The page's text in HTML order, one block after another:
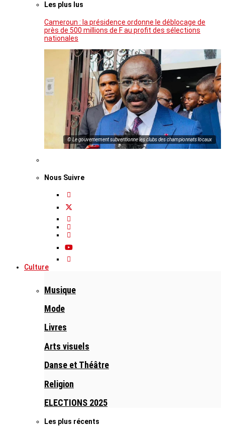
Les plus lus
Cameroun : la présidence ordonne le déblocage de
près de 500 millions de F au profit des sélections
nationales
© Le gouvernement subventionne les clubs des championnats locaux
Nous Suivre
Culture
Musique
Mode
Livres
Arts visuels
Danse et Théâtre
Religion
ELECTIONS 2025
Les plus récents